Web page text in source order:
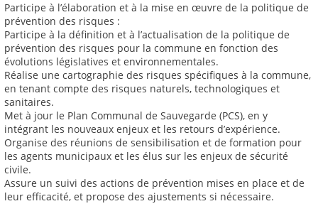
Participe à l’élaboration et à la mise en œuvre de la politique de
prévention des risques :
Participe à la définition et à l’actualisation de la politique de
prévention des risques pour la commune en fonction des
évolutions législatives et environnementales.
Réalise une cartographie des risques spécifiques à la commune,
en tenant compte des risques naturels, technologiques et
sanitaires.
Met à jour le Plan Communal de Sauvegarde (PCS), en y
intégrant les nouveaux enjeux et les retours d’expérience.
Organise des réunions de sensibilisation et de formation pour
les agents municipaux et les élus sur les enjeux de sécurité
civile.
Assure un suivi des actions de prévention mises en place et de
leur efficacité, et propose des ajustements si nécessaire.